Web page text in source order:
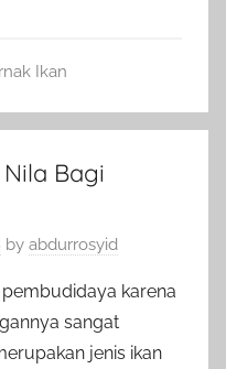
Ikan
Bagi
by abdurrosyid
karena
sangat
jenis ikan